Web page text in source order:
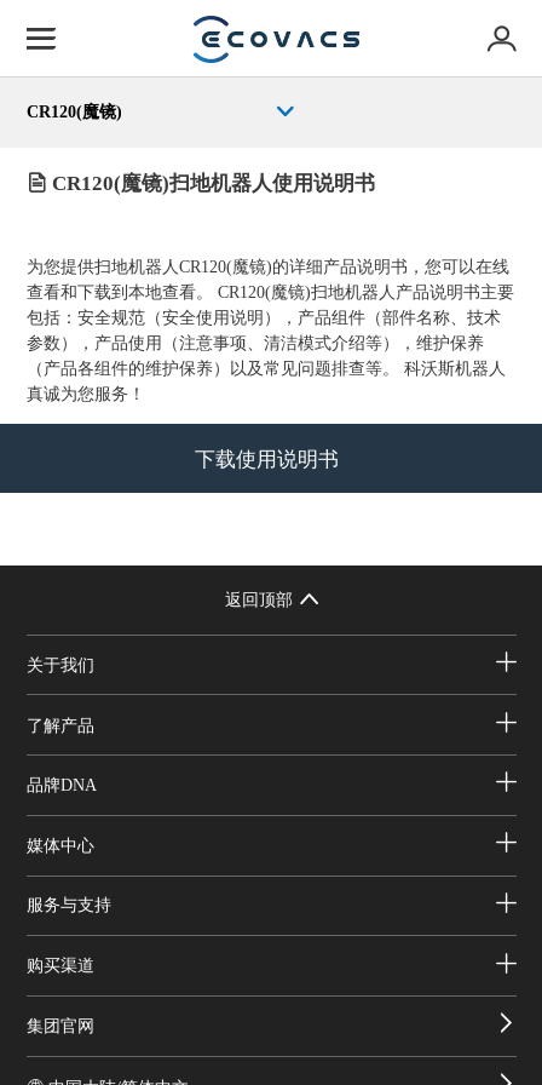
CR120(魔镜)
CR120(魔镜)扫地机器人使用说明书
为您提供扫地机器人CR120(魔镜)的详细产品说明书，您可以在线
查看和下载到本地查看。 CR120(魔镜)扫地机器人产品说明书主要
包括：安全规范（安全使用说明），产品组件（部件名称、技术
参数），产品使用（注意事项、清洁模式介绍等），维护保养
（产品各组件的维护保养）以及常见问题排查等。 科沃斯机器人
真诚为您服务！
下载使用说明书
返回顶部
关于我们
了解产品
品牌DNA
媒体中心
服务与支持
购买渠道
集团官网